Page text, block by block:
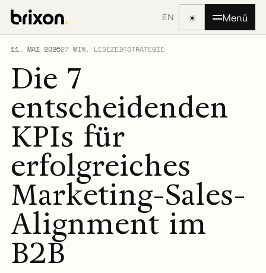
EN ☀ Menü
11. MAI 202527 MIN. LESEZEITSTRATEGIE
Die 7
entscheidenden
KPIs für
erfolgreiches
Marketing-Sales-
Alignment im
B2B